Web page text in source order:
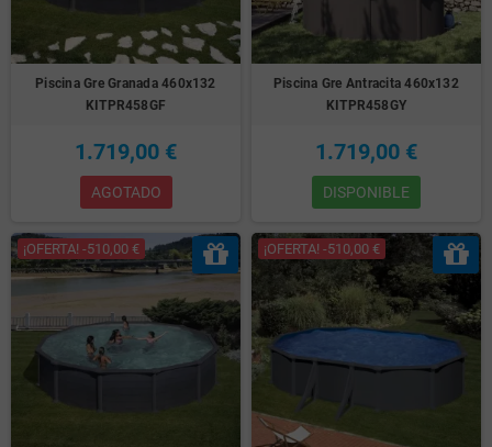
Piscina Gre Granada 460x132
KITPR458GF
1.719,00 €
AGOTADO
Piscina Gre Antracita 460x132
KITPR458GY
1.719,00 €
DISPONIBLE
¡OFERTA! -510,00 € ¡OFERTA! -510,00 €